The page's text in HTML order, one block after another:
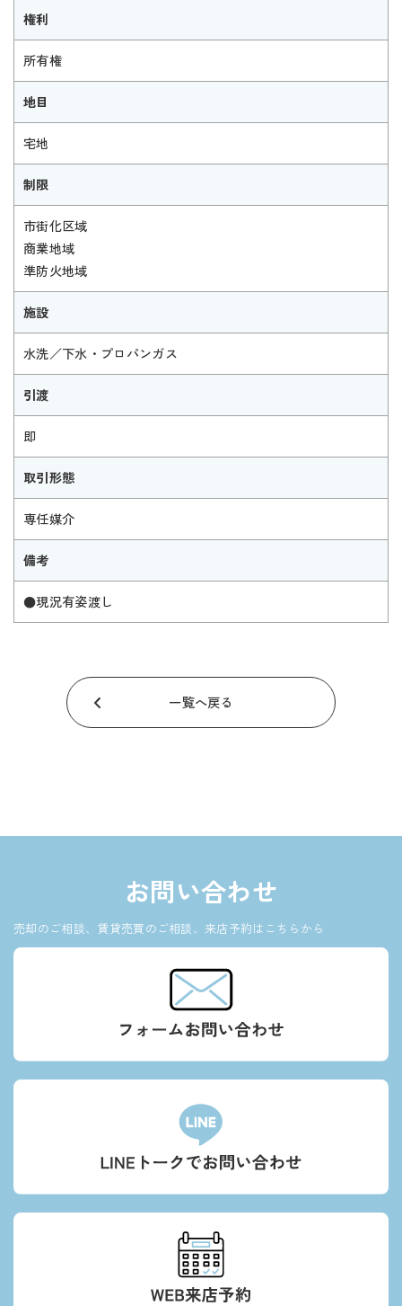
権利
所有権
地目
宅地
制限
市街化区域
商業地域
準防火地域
施設
水洗／下水・プロパンガス
引渡
即
取引形態
専任媒介
備考
●現況有姿渡し
一覧へ戻る
お問い合わせ
売却のご相談、賃貸売買のご相談、来店予約はこちらから